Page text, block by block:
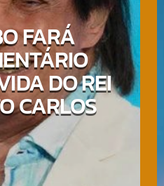
FARÁ
DO REI
CARLOS